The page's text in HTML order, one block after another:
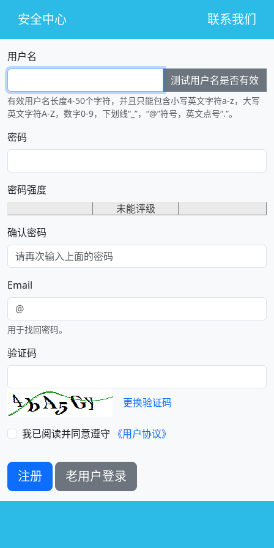
安全中心 联系我们
用户名
测试用户名是否有效
有效用户名长度4-50个字符，并且只能包含小写英文字符a-z，大写
英文字符A-Z，数字0-9，下划线“_”，“@”符号，英文点号“.”。
密码
密码强度
未能评级
确认密码
Email
用于找回密码。
验证码
更换验证码
我已阅读并同意遵守 《用户协议》
注册 老用户登录